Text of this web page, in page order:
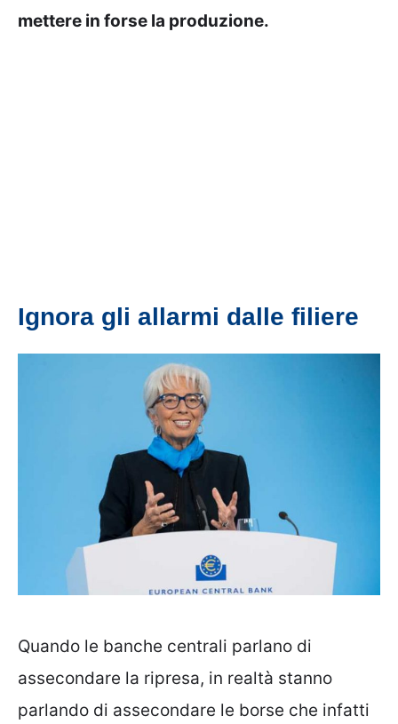
mettere in forse la produzione.
Ignora gli allarmi dalle filiere
Quando le banche centrali parlano di
assecondare la ripresa, in realtà stanno
parlando di assecondare le borse che infatti